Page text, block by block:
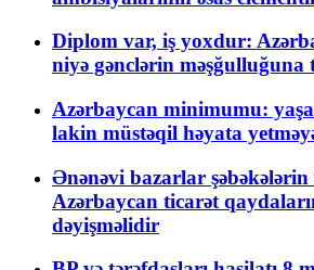
Diplom var, iş yoxdur:
niyə gənclərin
Azərbaycan minimumu:
lakin müstəqil həyata
Ənənəvi bazarlar şəbəkələrin
Azərbaycan ticarət
dəyişməlidir